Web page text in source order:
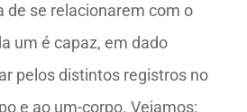
de se relacionarem com o
um é capaz, em dado
pelos distintos registros no
e ao um-corpo. Vejamos: